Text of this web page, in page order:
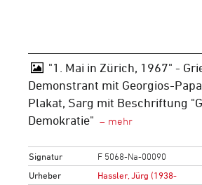
"1. Mai in Zürich, 1967" -
Demonstrant mit Georgios-
Plakat, Sarg mit Beschriftung
Demokratie"
Signatur
F 5068-Na-00090
Urheber
Hassler, Jürg (1938-